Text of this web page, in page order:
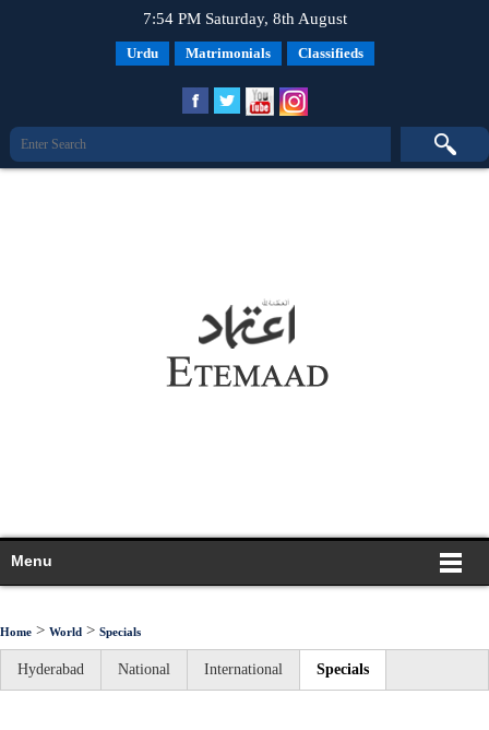
7:54 PM Saturday, 8th August
Urdu Matrimonials Classifieds
Menu
Home > World > Specials
Hyderabad National International Specials